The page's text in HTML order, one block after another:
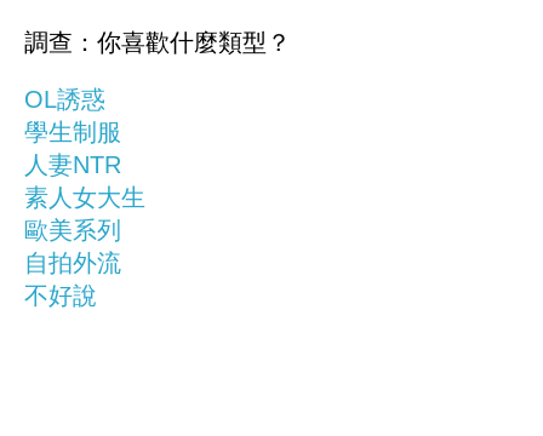
調查：你喜歡什麼類型？
OL誘惑
學生制服
人妻NTR
素人女大生
歐美系列
自拍外流
不好說